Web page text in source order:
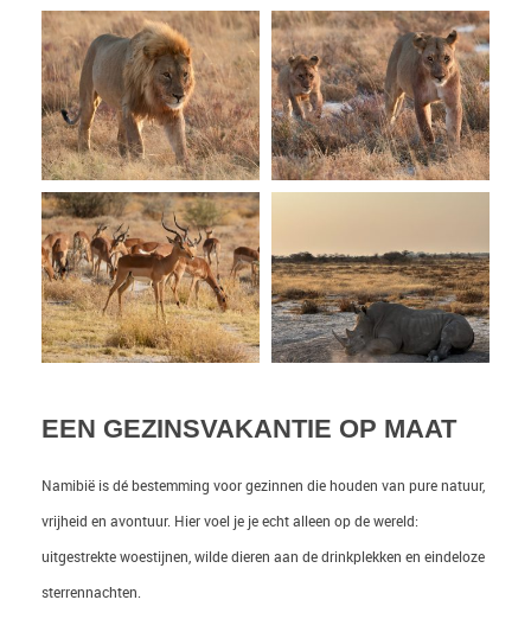
EEN GEZINSVAKANTIE OP MAAT
Namibië is dé bestemming voor gezinnen die houden van pure natuur,
vrijheid en avontuur. Hier voel je je echt alleen op de wereld:
uitgestrekte woestijnen, wilde dieren aan de drinkplekken en eindeloze
sterrennachten.